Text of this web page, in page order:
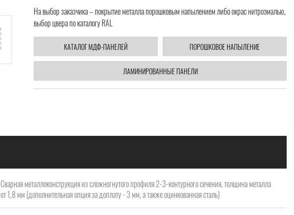
На выбор заказчика – покрытие металла порошковым напылением либо окрас нитроэмалью,
выбор цвера по каталогу RAL
КАТАЛОГ МДФ-ПАНЕЛЕЙ ПОРОШКОВОЕ НАПЫЛЕНИЕ
ЛАМИНИРОВАННЫЕ ПАНЕЛИ
Сварная металлоконструкция из сложногнутого профиля 2-3-контурного сечения, толщина металла
от 1,8 мм (дополнительная опция за доплату - 3 мм, а также оцинкованная сталь)